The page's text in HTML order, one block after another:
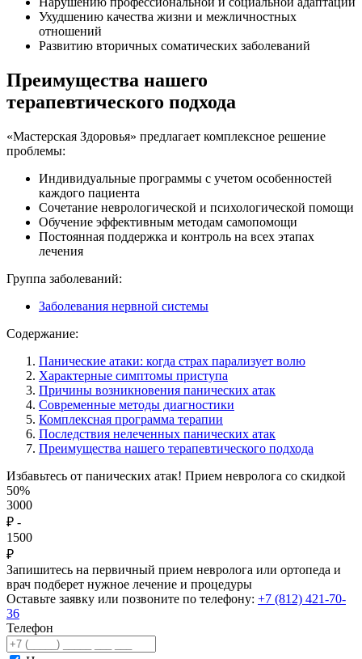
Ухудшению качества жизни и межличностных
отношений
Развитию вторичных соматических заболеваний
Преимущества нашего
терапевтического подхода
«Мастерская Здоровья» предлагает комплексное решение
проблемы:
Индивидуальные программы с учетом особенностей
каждого пациента
Сочетание неврологической и психологической помощи
Обучение эффективным методам самопомощи
Постоянная поддержка и контроль на всех этапах
лечения
Группа заболеваний:
Заболевания нервной системы
Содержание:
Панические атаки: когда страх парализует волю
Характерные симптомы приступа
Причины возникновения панических атак
Современные методы диагностики
Комплексная программа терапии
Последствия нелеченных панических атак
Преимущества нашего терапевтического подхода
Избавьтесь от панических атак! Прием невролога со скидкой
50%
3000
₽ -
1500
₽
Запишитесь на первичный прием невролога или ортопеда и
врач подберет нужное лечение и процедуры
Оставьте заявку или позвоните по телефону: +7 (812) 421-70-
36
Телефон